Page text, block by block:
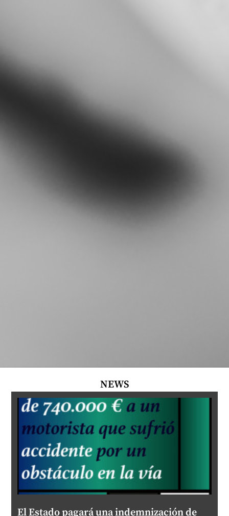
NEWS
El Estado pagará una indemnización de